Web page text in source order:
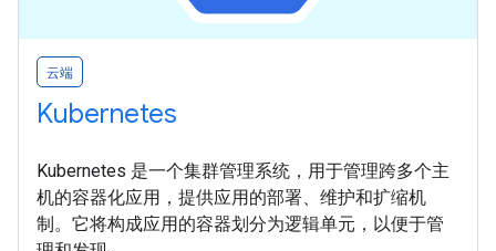
云端
Kubernetes
Kubernetes 是一个集群管理系统，用于管理跨多个主
机的容器化应用，提供应用的部署、维护和扩缩机
制。它将构成应用的容器划分为逻辑单元，以便于管